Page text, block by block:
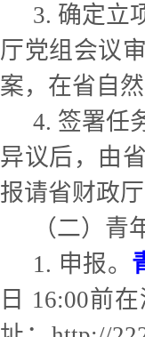
3. 确定立
厅党组会议
案，在省自
4. 签署任
异议后，由
报请省财政
（二）青
1. 申报。
日 16:00前